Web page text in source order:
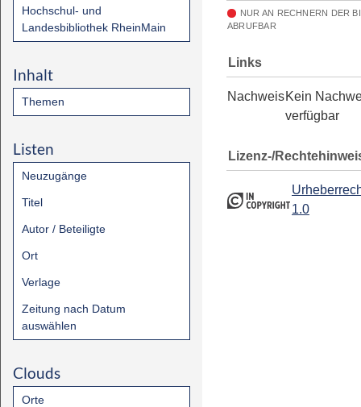
Hochschul- und
Landesbibliothek RheinMain
Inhalt
Themen
Listen
Neuzugänge
Titel
Autor / Beteiligte
Ort
Verlage
Zeitung nach Datum
auswählen
Clouds
Orte
NUR AN RECHNERN DER
ABRUFBAR
Links
NachweisKein
verfügbar
Lizenz-/
1.0